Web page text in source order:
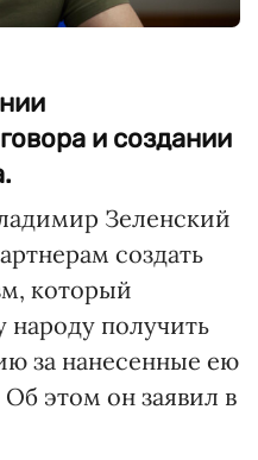
и создании
Зеленский
создать
который
получить
за нанесенные ею
этом он заявил в